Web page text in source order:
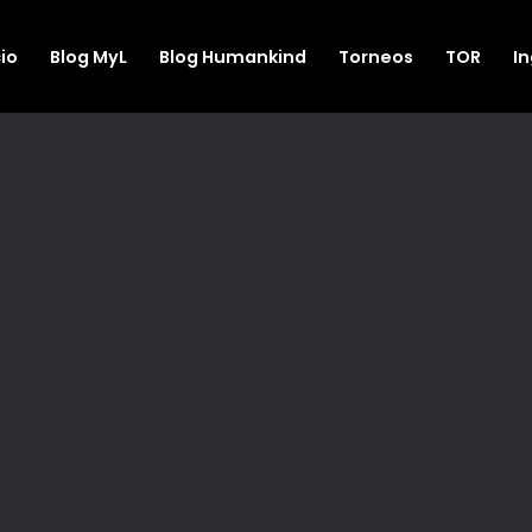
Blog MyL Blog Humankind Torneos TOR